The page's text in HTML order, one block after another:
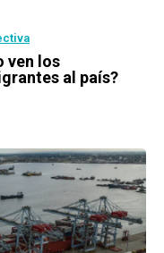
ven los
al país?